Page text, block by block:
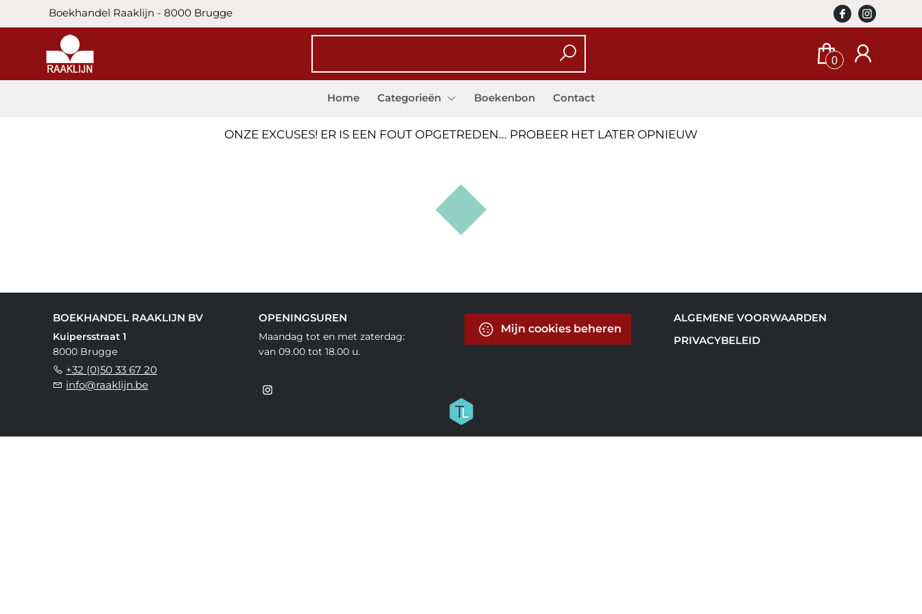
Boekhandel Raaklijn - 8000 Brugge
0
Home Categorieën Boekenbon Contact
ONZE EXCUSES! ER IS EEN FOUT OPGETREDEN... PROBEER HET LATER OPNIEUW
BOEKHANDEL RAAKLIJN BV
Kuipersstraat 1
8000 Brugge
+32 (0)50 33 67 20
info@raaklijn.be
OPENINGSUREN
Maandag tot en met zaterdag:
van 09.00 tot 18.00 u.
Mijn cookies beheren
ALGEMENE VOORWAARDEN
PRIVACYBELEID